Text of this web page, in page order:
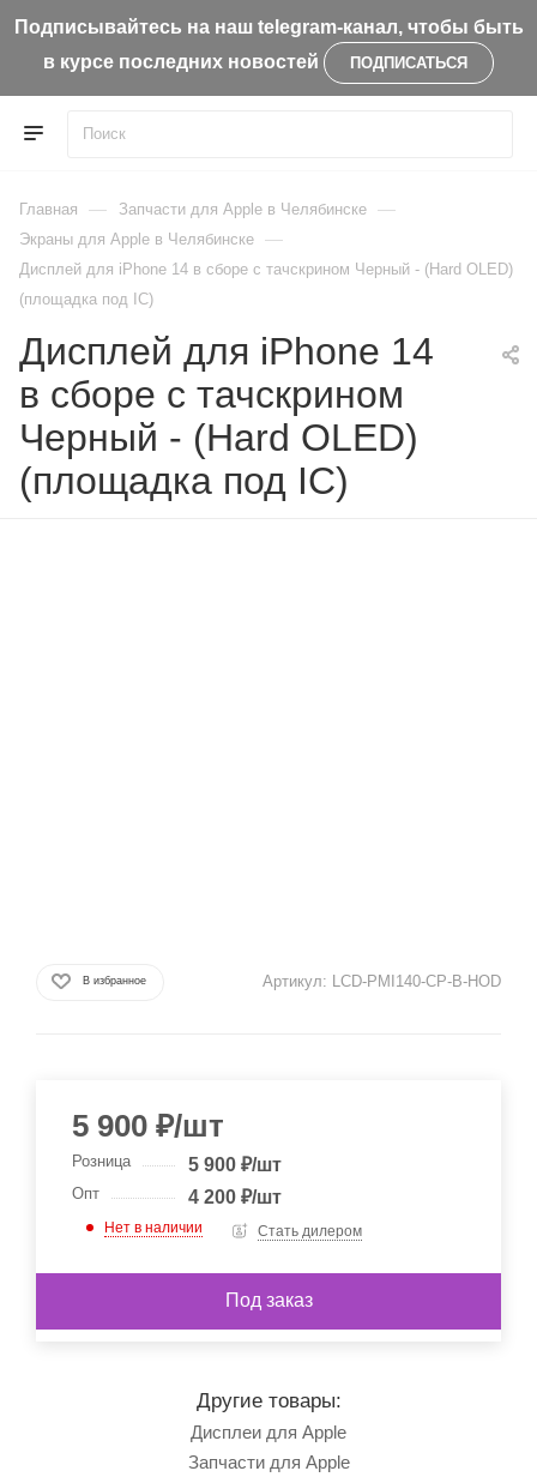
Подписывайтесь на наш telegram-канал, чтобы быть
в курсе последних новостей
ПОДПИСАТЬСЯ
Главная — Запчасти для Apple в Челябинске —
Экраны для Apple в Челябинске —
Дисплей для iPhone 14 в сборе с тачскрином Черный - (Hard OLED)
(площадка под IC)
Дисплей для iPhone 14
в сборе с тачскрином
Черный - (Hard OLED)
(площадка под IC)
В избранное Артикул: LCD-PMI140-CP-B-HOD
5 900 ₽/шт
Розница 5 900 ₽/шт
Опт 4 200 ₽/шт
Нет в наличии Стать дилером
Под заказ
Другие товары:
Дисплеи для Apple
Запчасти для Apple